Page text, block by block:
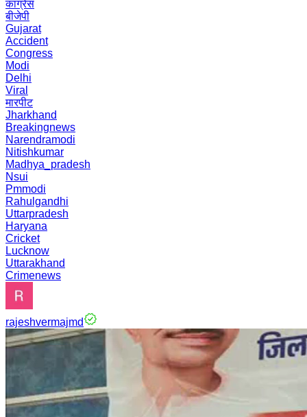
कांग्रेस
बीजेपी
Gujarat
Accident
Congress
Modi
Delhi
Viral
मारपीट
Jharkhand
Breakingnews
Narendramodi
Nitishkumar
Madhya_pradesh
Nsui
Pmmodi
Rahulgandhi
Uttarpradesh
Haryana
Cricket
Lucknow
Uttarakhand
Crimenews
rajeshvermajmd